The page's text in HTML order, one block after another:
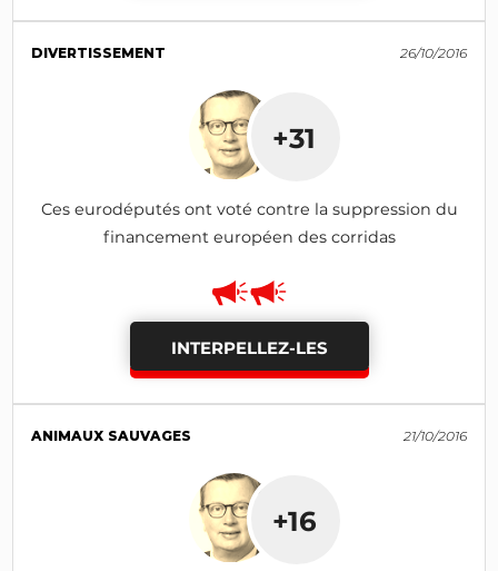
DIVERTISSEMENT 26/10/2016
+31
Ces eurodéputés ont voté contre la suppression du
financement européen des corridas
INTERPELLEZ-LES
ANIMAUX SAUVAGES 21/10/2016
+16